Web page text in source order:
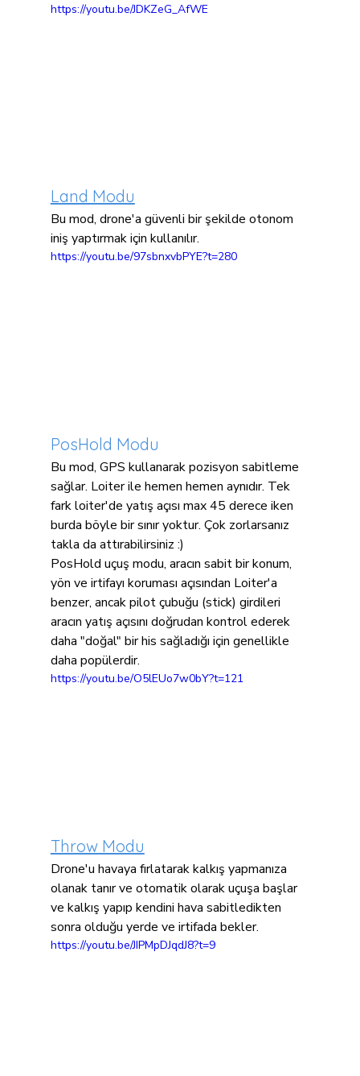
https://youtu.be/JDKZeG_AfWE
Land Modu
Bu mod, drone'a güvenli bir şekilde otonom
iniş yaptırmak için kullanılır.
https://youtu.be/97sbnxvbPYE?t=280
PosHold Modu
Bu mod, GPS kullanarak pozisyon sabitleme
sağlar. Loiter ile hemen hemen aynıdır. Tek
fark loiter'de yatış açısı max 45 derece iken
burda böyle bir sınır yoktur. Çok zorlarsanız
takla da attırabilirsiniz :)
PosHold uçuş modu, aracın sabit bir konum,
yön ve irtifayı koruması açısından Loiter'a
benzer, ancak pilot çubuğu (stick) girdileri
aracın yatış açısını doğrudan kontrol ederek
daha "doğal" bir his sağladığı için genellikle
daha popülerdir.
https://youtu.be/O5lEUo7w0bY?t=121
Throw Modu
Drone'u havaya fırlatarak kalkış yapmanıza
olanak tanır ve otomatik olarak uçuşa başlar
ve kalkış yapıp kendini hava sabitledikten
sonra olduğu yerde ve irtifada bekler.
https://youtu.be/JIPMpDJqdJ8?t=9